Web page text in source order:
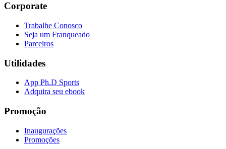
Corporate
Trabalhe Conosco
Seja um Franqueado
Parceiros
Utilidades
App Ph.D Sports
Adquira seu ebook
Promoção
Inaugurações
Promoções